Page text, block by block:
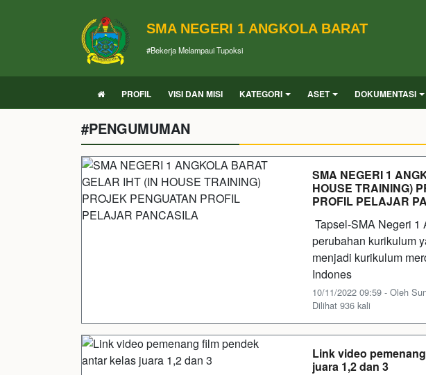
SMA NEGERI 1 ANGKOLA BARAT
#Bekerja Melampaui Tupoksi
PROFIL VISI DAN MISI KATEGORI ASET DOKUMENTASI
#PENGUMUMAN
SMA NEGERI 1
HOUSE TRAINING)
PROFIL PELAJAR
Tapsel-SMA Negeri
perubahan kurikulum
menjadi kurikulum
Indones
10/11/2022 09:59 - Oleh
Dilihat 936 kali
Link video
juara 1,2 dan 3